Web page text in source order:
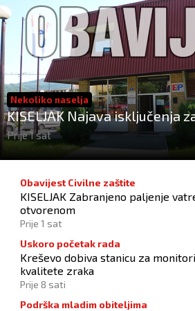
Nekoliko naselja
KISELJAK Najava isključenja
Prije 1 sat
Obavijest Civilne zaštite
KISELJAK Zabranjeno paljenje
otvorenom
Prije 1 sat
Uskoro početak rada
Kreševo dobiva stanicu za
kvalitete zraka
Prije 8 sati
Podrška mladim obiteljima